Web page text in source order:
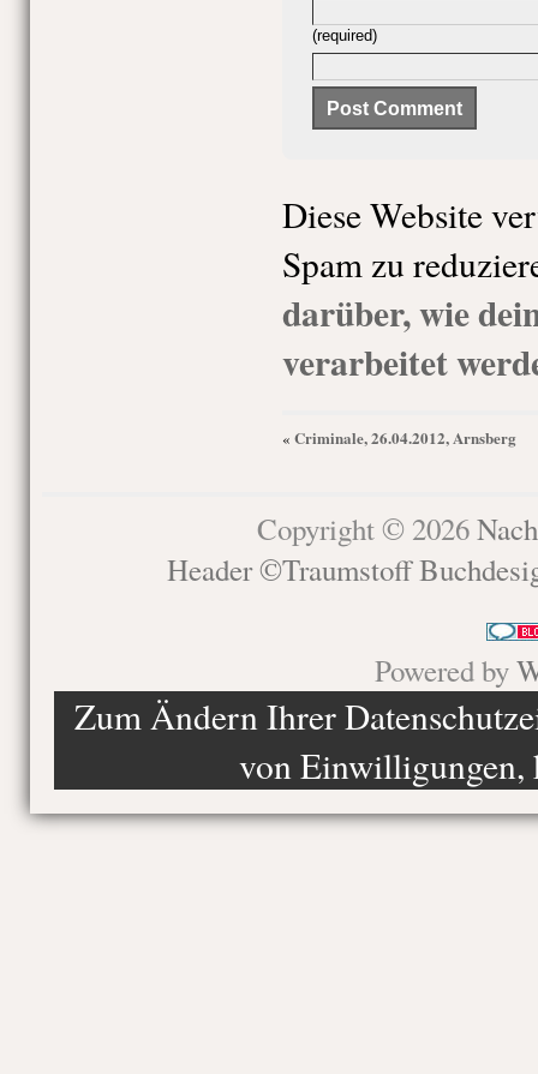
(required)
Diese Website
Spam zu
darüber, wie
verarbeitet
« Criminale, 26.04.2012, Arnsberg
Copyright © 2026
Header ©Traumstoff
Powered by
Zum Ändern Ihrer
von